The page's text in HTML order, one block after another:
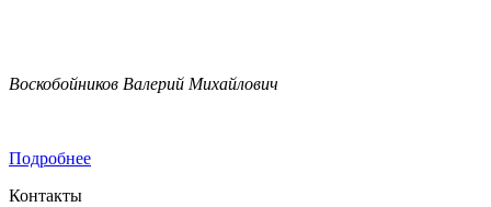
Воскобойников Валерий Михайлович
Подробнее
Контакты